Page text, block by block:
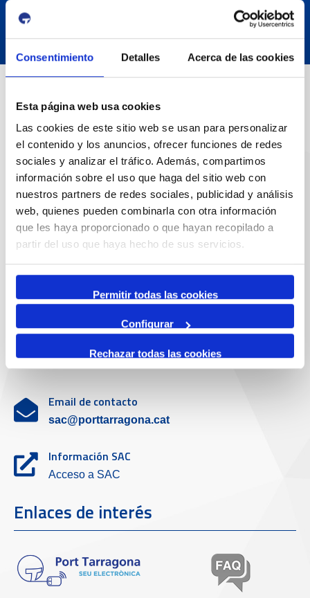
Consentimiento Detalles Acerca de las cookies
Esta página web usa cookies
Las cookies de este sitio web se usan para personalizar
el contenido y los anuncios, ofrecer funciones de redes
sociales y analizar el tráfico. Además, compartimos
información sobre el uso que haga del sitio web con
nuestros partners de redes sociales, publicidad y análisis
web, quienes pueden combinarla con otra información
que les haya proporcionado o que hayan recopilado a
partir del uso que haya hecho de sus servicios.
Permitir todas las cookies
Configurar
Rechazar todas las cookies
Dirección
Passeig de l'Escullera s/n, 43004 Tarragona
Teléfono de contacto
977 259 400
Emergencias
(+34) 900 229 900
Servicio de atención al cliente
Teléfono de contacto
Email de contacto
sac@porttarragona.cat
Información SAC
Acceso a SAC
Enlaces de interés